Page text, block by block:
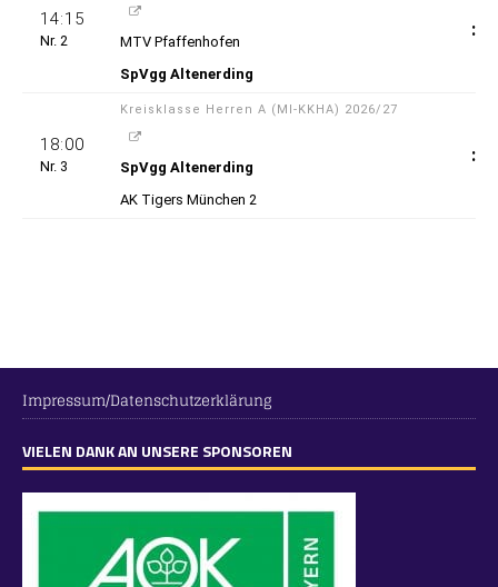
Impressum/Datenschutzerklärung
VIELEN DANK AN UNSERE SPONSOREN